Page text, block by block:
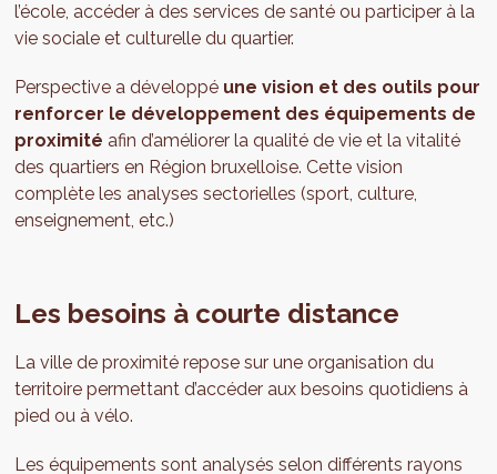
l’école, accéder à des services de santé ou participer à la
vie sociale et culturelle du quartier.
Perspective a développé une vision et des outils pour
renforcer le développement des équipements de
proximité afin d’améliorer la qualité de vie et la vitalité
des quartiers en Région bruxelloise. Cette vision
complète les analyses sectorielles (sport, culture,
enseignement, etc.)
Les besoins à courte distance
La ville de proximité repose sur une organisation du
territoire permettant d’accéder aux besoins quotidiens à
pied ou à vélo.
Les équipements sont analysés selon différents rayons